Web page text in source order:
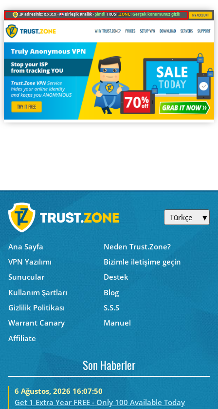
IP adresiniz: x.x.x.x · Birleşik Krallık ·ŞimdiTRUST.ZONE! Gerçek konumunuz gizli!
Türkçe
Ana Sayfa
Neden Trust.Zone?
VPN Yazılımı
Bizimle iletişime geçin
Sunucular
Destek
Kullanım Şartları
Blog
Gizlilik Politikası
S.S.S
Warrant Canary
Manuel
Affiliate
Son Haberler
6 Ağustos, 2026 16:07:50
Get 1 Extra Year FREE - Only 100 Available Today